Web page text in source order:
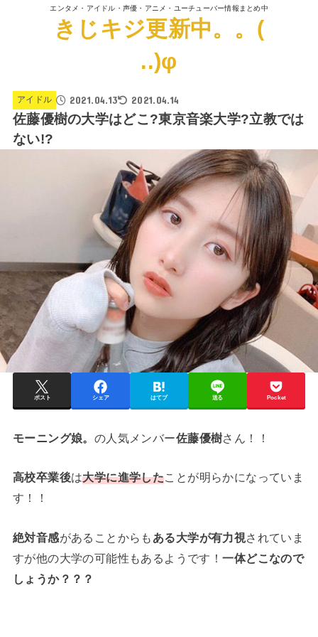
エンタメ・アイドル・声優・アニメ・ユーチューバー情報まとめ中
きじキジ更新中。。(
..)φ
アイドル 2021.04.13 2021.04.14
佐藤優樹の大学はどこ?東京音楽大学?立教では
ない!?
ポスト シェア はてブ 送る Pocket
モーニング娘。 の人気メンバー佐藤優樹さん！！
高校卒業後は大学に進学したことが明らかになっていま
す！！
絶対音感があることからも ある大学が有力視されていま
すが他の大学の可能性もあるようです！一体どこなので
しょうか？？？